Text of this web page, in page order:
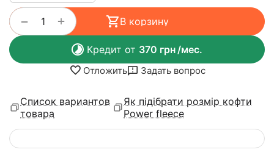
+
− В корзину
Кредит от 370 грн/мес.
Отложить Задать вопрос
Список вариантов
товара
Як підібрати розмір кофти
Power fleece